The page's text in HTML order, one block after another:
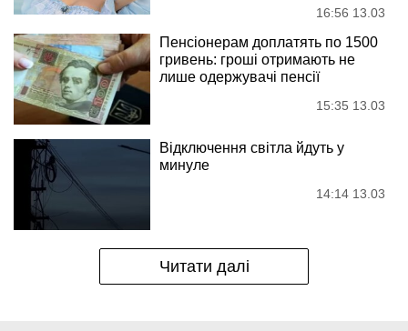
16:56 13.03
Пенсіонерам доплатять по 1500
гривень: гроші отримають не
лише одержувачі пенсії
15:35 13.03
Відключення світла йдуть у
минуле
14:14 13.03
Читати далі